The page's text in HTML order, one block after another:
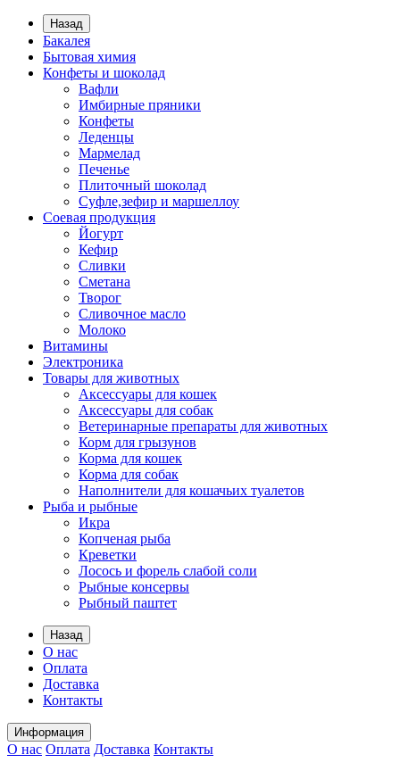
Назад
Бакалея
Бытовая химия
Конфеты и шоколад
Вафли
Имбирные пряники
Конфеты
Леденцы
Мармелад
Печенье
Плиточный шоколад
Суфле,зефир и маршеллоу
Соевая продукция
Йогурт
Кефир
Сливки
Сметана
Творог
Сливочное масло
Молоко
Витамины
Электроника
Товары для животных
Аксессуары для кошек
Аксессуары для собак
Ветеринарные препараты для животных
Корм для грызунов
Корма для кошек
Корма для собак
Наполнители для кошачьих туалетов
Рыба и рыбные
Икра
Копченая рыба
Креветки
Лосось и форель слабой соли
Рыбные консервы
Рыбный паштет
Назад
О нас
Оплата
Доставка
Контакты
Информация
О нас Оплата Доставка Контакты